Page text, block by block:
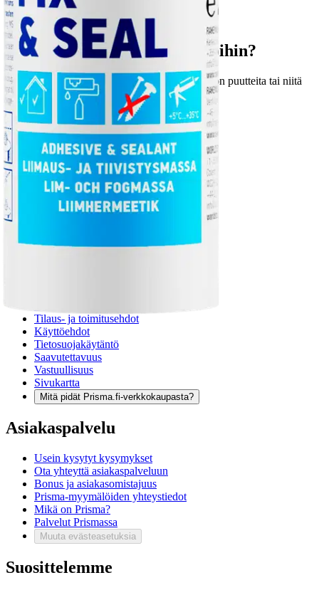
Oletko tyytyväinen tuotetietoihin?
Ovatko tuotetiedot riittävät? Jos tuotetiedoissa on puutteita tai niitä
voisi muuten parantaa, anna palautetta.
Anna palautetta,Avautuu uuteen välilehteen
Verkkokauppa
Ohjeet
Ensitilaajan pikaopas
Palautukset
Tilaus- ja toimitusehdot
Käyttöehdot
Tietosuojakäytäntö
Saavutettavuus
Vastuullisuus
Sivukartta
Mitä pidät Prisma.fi-verkkokaupasta?
Asiakaspalvelu
Usein kysytyt kysymykset
Ota yhteyttä asiakaspalveluun
Bonus ja asiakasomistajuus
Prisma-myymälöiden yhteystiedot
Mikä on Prisma?
Palvelut Prismassa
Muuta evästeasetuksia
Suosittelemme